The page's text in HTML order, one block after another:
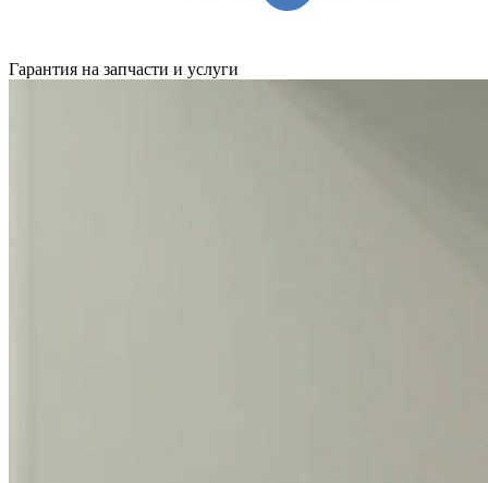
Гарантия на запчасти и услуги